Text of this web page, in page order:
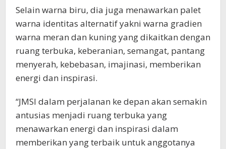
Selain warna biru, dia juga menawarkan palet
warna identitas alternatif yakni warna gradien
warna meran dan kuning yang dikaitkan dengan
ruang terbuka, keberanian, semangat, pantang
menyerah, kebebasan, imajinasi, memberikan
energi dan inspirasi.
“JMSI dalam perjalanan ke depan akan semakin
antusias menjadi ruang terbuka yang
menawarkan energi dan inspirasi dalam
memberikan yang terbaik untuk anggotanya